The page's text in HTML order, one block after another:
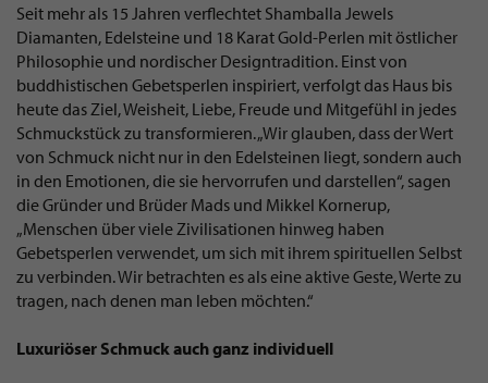
Seit mehr als 15 Jahren verflechtet Shamballa Jewels
Diamanten, Edelsteine und 18 Karat Gold-Perlen mit östlicher
Philosophie und nordischer Designtradition. Einst von
buddhistischen Gebetsperlen inspiriert, verfolgt das Haus bis
heute das Ziel, Weisheit, Liebe, Freude und Mitgefühl in jedes
Schmuckstück zu transformieren. „Wir glauben, dass der Wert
von Schmuck nicht nur in den Edelsteinen liegt, sondern auch
in den Emotionen, die sie hervorrufen und darstellen“, sagen
die Gründer und Brüder Mads und Mikkel Kornerup,
„Menschen über viele Zivilisationen hinweg haben
Gebetsperlen verwendet, um sich mit ihrem spirituellen Selbst
zu verbinden. Wir betrachten es als eine aktive Geste, Werte zu
tragen, nach denen man leben möchten.“
Luxuriöser Schmuck auch ganz individuell